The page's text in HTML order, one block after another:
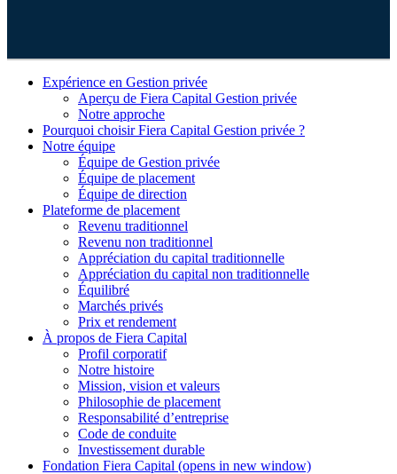
Expérience en Gestion privée
Aperçu de Fiera Capital Gestion privée
Notre approche
Pourquoi choisirFiera Capital Gestion privée ?
Notre équipe
Équipe de Gestion privée
Équipe de placement
Équipe de direction
Plateforme de placement
Revenu traditionnel
Revenu non traditionnel
Appréciation du capital traditionnelle
Appréciation du capital non traditionnelle
Équilibré
Marchés privés
Prix et rendement
À propos de Fiera Capital
Profil corporatif
Notre histoire
Mission, vision et valeurs
Philosophie de placement
Responsabilité d’entreprise
Code de conduite
Investissement durable
Fondation Fiera Capital (opens in new window)